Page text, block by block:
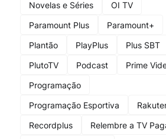
Novelas e Séries
OI TV
Paramount Plus
Paramount+
Plantão
PlayPlus
Plus SBT
PlutoTV
Podcast
Prime
Programação
Programação Esportiva
Recordplus
Relembre a TV